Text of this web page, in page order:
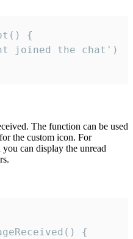
{
The function can be used
the custom icon. For
can display the unread
{